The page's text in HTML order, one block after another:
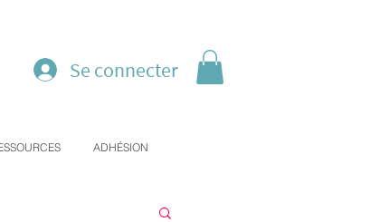
Se connecter
ADHÉSION